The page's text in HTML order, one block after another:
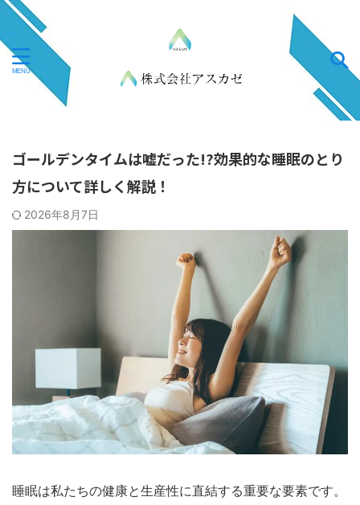
ゴールデンタイムは嘘だった!?効果的な睡眠のとり
方について詳しく解説！
2026年8月7日
睡眠は私たちの健康と生産性に直結する重要な要素です。